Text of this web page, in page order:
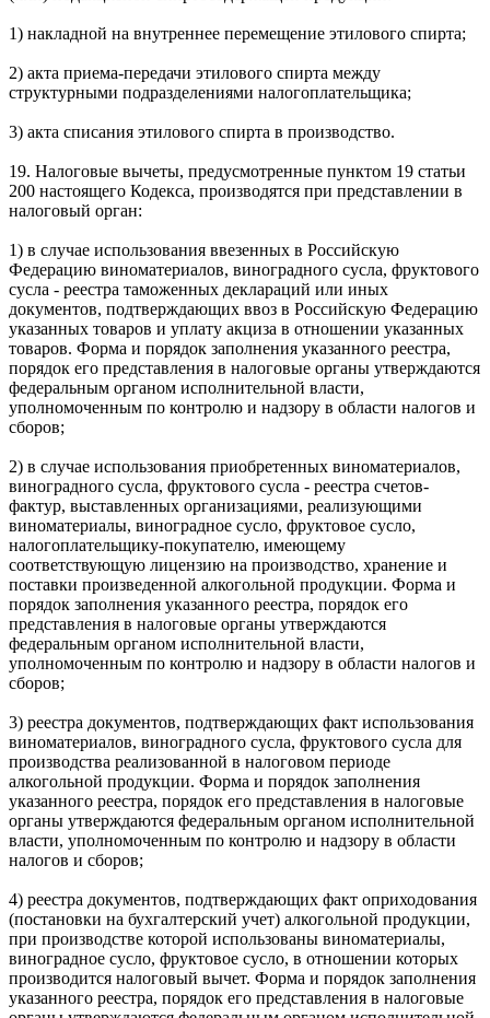
1) накладной на внутреннее перемещение этилового спирта;
2) акта приема-передачи этилового спирта между
структурными подразделениями налогоплательщика;
3) акта списания этилового спирта в производство.
19. Налоговые вычеты, предусмотренные пунктом 19 статьи
200 настоящего Кодекса, производятся при представлении в
налоговый орган:
1) в случае использования ввезенных в Российскую
Федерацию виноматериалов, виноградного сусла, фруктового
сусла - реестра таможенных деклараций или иных
документов, подтверждающих ввоз в Российскую Федерацию
указанных товаров и уплату акциза в отношении указанных
товаров. Форма и порядок заполнения указанного реестра,
порядок его представления в налоговые органы утверждаются
федеральным органом исполнительной власти,
уполномоченным по контролю и надзору в области налогов и
сборов;
2) в случае использования приобретенных виноматериалов,
виноградного сусла, фруктового сусла - реестра счетов-
фактур, выставленных организациями, реализующими
виноматериалы, виноградное сусло, фруктовое сусло,
налогоплательщику-покупателю, имеющему
соответствующую лицензию на производство, хранение и
поставки произведенной алкогольной продукции. Форма и
порядок заполнения указанного реестра, порядок его
представления в налоговые органы утверждаются
федеральным органом исполнительной власти,
уполномоченным по контролю и надзору в области налогов и
сборов;
3) реестра документов, подтверждающих факт использования
виноматериалов, виноградного сусла, фруктового сусла для
производства реализованной в налоговом периоде
алкогольной продукции. Форма и порядок заполнения
указанного реестра, порядок его представления в налоговые
органы утверждаются федеральным органом исполнительной
власти, уполномоченным по контролю и надзору в области
налогов и сборов;
4) реестра документов, подтверждающих факт оприходования
(постановки на бухгалтерский учет) алкогольной продукции,
при производстве которой использованы виноматериалы,
виноградное сусло, фруктовое сусло, в отношении которых
производится налоговый вычет. Форма и порядок заполнения
указанного реестра, порядок его представления в налоговые